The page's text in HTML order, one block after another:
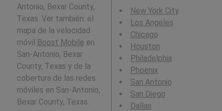
Antonio, Bexar County,
Texas. Ver también: el
mapa de la velocidad
móvil Boost Mobile en
San-Antonio, Bexar
County, Texas y de la
cobertura de las redes
móviles en San-Antonio,
Bexar County, Texas.
New York City
Los Angeles
Chicago
Houston
Philadelphia
Phoenix
San Antonio
San Diego
Dallas